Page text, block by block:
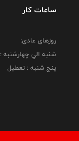
ساعات کار
روزهای عادی:
شنبه الي چهارشنبه : 00: 8 لغايت 16:00
پنج شنبه : تعطیل